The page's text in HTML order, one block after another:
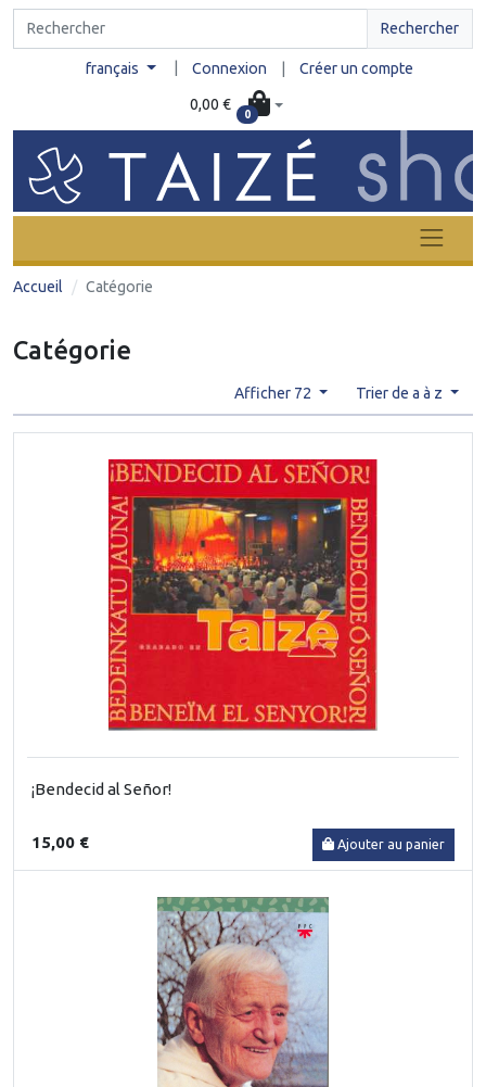
Rechercher
français Connexion Créer un compte
0,00 €
0
Accueil Catégorie
Catégorie
Afficher 72 Trier de a à z
¡Bendecid al Señor!
15,00 € Ajouter au panier